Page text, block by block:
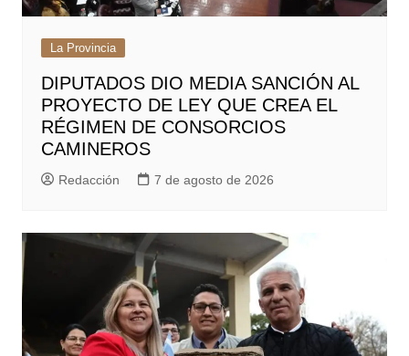
La Provincia
DIPUTADOS DIO MEDIA SANCIÓN AL
PROYECTO DE LEY QUE CREA EL
RÉGIMEN DE CONSORCIOS
CAMINEROS
Redacción 7 de agosto de 2026